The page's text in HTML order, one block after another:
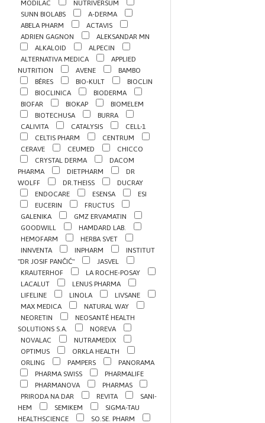
MODILAC
NUTRIVERSUM
SUNN BIOLABS
A-DERMA
ABELA PHARM
ACTAVIS
ADRIEN GAGNON
ALEKSANDAR MN
ALKALOID
ALPECIN
ALTERNATIVA MEDICA
APPLIED
NUTRITION
AVENE
BAMBO
BÉRES
BIO-KULT
BIOCLIN
BIOCLINICA
BIODERMA
BIOFAR
BIOKAP
BIOMELEM
BIOTECHUSA
BURRA
CALIVITA
CATALYSIS
CELL-1
CELTIS PHARM
CENTRUM
CERAVE
CEUMED
CHICCO
CRYSTAL DERMA
DACOM
PHARMA
DIETPHARM
DR
WOLFF
DR.THEISS
DUCRAY
ENDOCARE
ESENSA
ESI
EUCERIN
FRUCTUS
GALENIKA
GMZ ERVAMATIN
GOODWILL
HAMDARD LAB.
HEMOFARM
HERBA SVET
INNVENTA
INPHARM
INSTITUT
"DR JOSIF PANČIĆ"
JASVEL
KRAUTERHOF
LA ROCHE-POSAY
LACALUT
LENUS PHARMA
LIFELINE
LINOLA
LIVSANE
MAX MEDICA
NATURAL WAY
NEORETIN
NEOSANTÉ HEALTH
SOLUTIONS S.A.
NOREVA
NOVALAC
NUTRAMEDIX
OPTIMUS
ORKLA HEALTH
ORLING
PAMPERS
PANORAMA
PHARMA SWISS
PHARMALIFE
PHARMANOVA
PHARMAS
PRIRODA NA DAR
REVITA
SANI-
HEM
SEMIKEM
SIGMA-TAU
HEALTHSCIENCE
SO.SE. PHARM